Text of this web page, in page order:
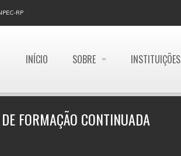
RP
INÍCIO SOBRE INSTITUIÇÕES
FORMAÇÃO CONTINUADA